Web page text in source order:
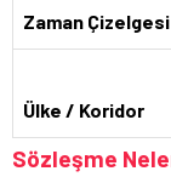
Zaman Çizelgesi
Ülke / Koridor
Sözleşme